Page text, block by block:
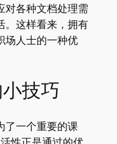
对各种文档处理需
。这样看来，拥有
场人士的一种优
技巧
了一个重要的课